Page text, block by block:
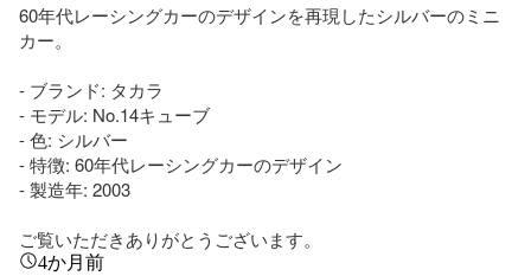
60年代レーシングカーのデザインを再現したシルバーのミニ
カー。
- ブランド: タカラ
- モデル: No.14キューブ
- 色: シルバー
- 特徴: 60年代レーシングカーのデザイン
- 製造年: 2003
ご覧いただきありがとうございます。
4か月前